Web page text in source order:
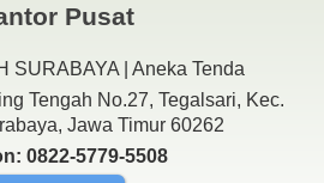
Pusat
SURABAYA | Aneka Tenda
Tengah No.27, Tegalsari, Kec.
Jawa Timur 60262
0822-5779-5508